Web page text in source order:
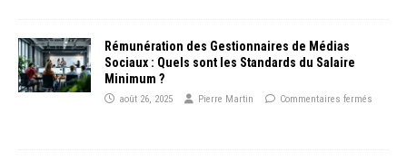
Rémunération des Gestionnaires de Médias
Sociaux : Quels sont les Standards du Salaire
Minimum ?
août 26, 2025 Pierre Martin Commentaires fermés